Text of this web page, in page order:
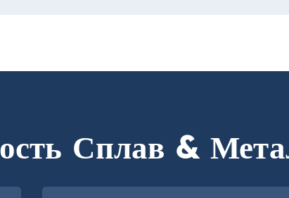
Сплав &